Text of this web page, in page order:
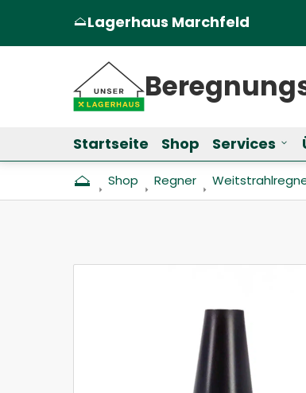
Lagerhaus Marchfeld
(Öffnet in einem neuen Tab
Startseite Shop Services
Shop Regner